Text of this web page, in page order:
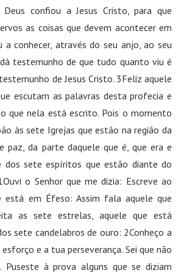
Deus confiou a Jesus Cristo, para que
as coisas que devem acontecer em
a conhecer, através do seu anjo, ao seu
testemunho de que tudo quanto viu é
de Jesus Cristo. 3Feliz aquele
escutam as palavras desta profecia e
que nela está escrito. Pois o momento
às sete Igrejas que estão na região da
paz, da parte daquele que é, que era e
dos sete espíritos que estão diante do
o Senhor que me dizia: Escreve ao
está em Éfeso: Assim fala aquele que
as sete estrelas, aquele que está
sete candelabros de ouro: 2Conheço a
e a tua perseverança. Sei que não
Puseste à prova alguns que se diziam